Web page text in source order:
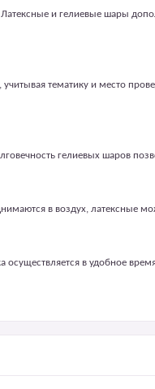
и гелиевые шары
тематику и место
гелиевых шаров
в воздух, латексные
осуществляется в удобное